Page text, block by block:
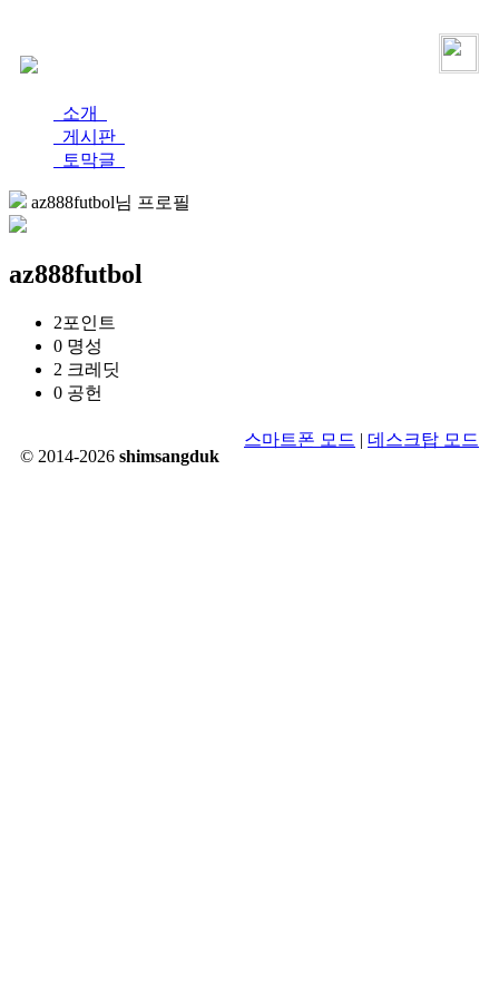
소개
게시판
토막글
az888futbol님 프로필
az888futbol
2포인트
0 명성
2 크레딧
0 공헌
© 2014-2026 shimsangduk
스마트폰 모드 | 데스크탑 모드